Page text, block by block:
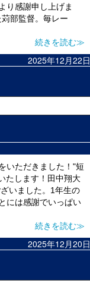
り感謝申し上げま
部監督。毎レー
続きを読む≫
2025年12月22日
いただきました！"短
たします！田中翔大
いました。1年生の
には感謝でいっぱい
続きを読む≫
2025年12月20日